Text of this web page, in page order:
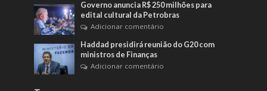
Governo anuncia R$ 250 milhões para
edital cultural da Petrobras
Adicionar comentário
Haddad presidirá reunião do G20 com
ministros de Finanças
Adicionar comentário